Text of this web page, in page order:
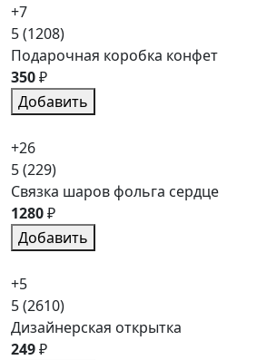
+7
5(1208)
Подарочная коробка конфет
350₽
Добавить
+26
5(229)
Связка шаров фольга сердце
1280₽
Добавить
+5
5(2610)
Дизайнерская открытка
249₽